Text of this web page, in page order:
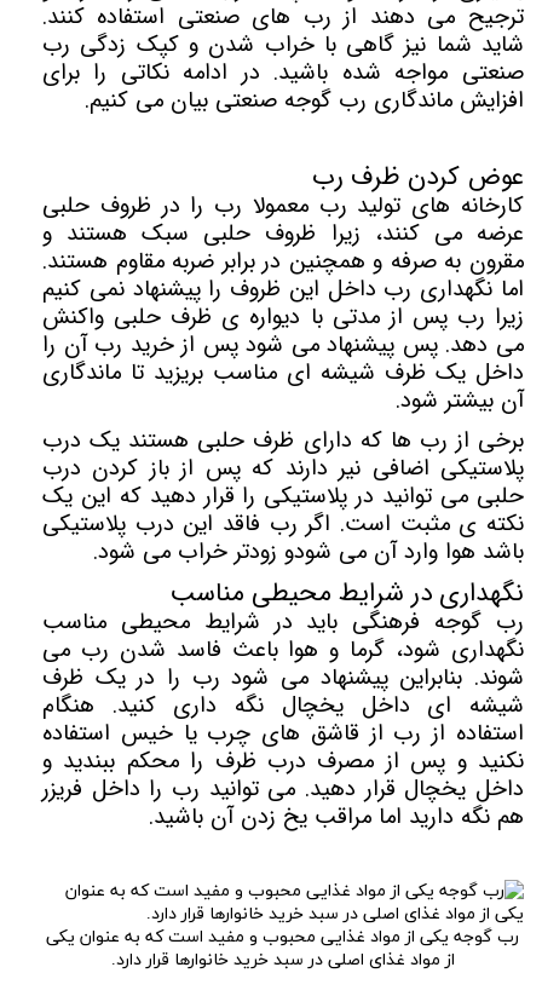
ترجیح می دهند از رب های صنعتی استفاده کنند.
شاید شما نیز گاهی با خراب شدن و کپک زدگی رب
صنعتی مواجه شده باشید. در ادامه نکاتی را برای
افزایش ماندگاری رب گوجه صنعتی بیان می کنیم.
عوض کردن ظرف رب
کارخانه های تولید رب معمولا رب را در ظروف حلبی
عرضه می کنند، زیرا ظروف حلبی سبک هستند و
مقرون به صرفه و همچنین در برابر ضربه مقاوم هستند.
اما نگهداری رب داخل این ظروف را پیشنهاد نمی کنیم
زیرا رب پس از مدتی با دیواره ی ظرف حلبی واکنش
می دهد. پس پیشنهاد می شود پس از خرید رب آن را
داخل یک ظرف شیشه ای مناسب بریزید تا ماندگاری
آن بیشتر شود.
برخی از رب ها که دارای ظرف حلبی هستند یک درب
پلاستیکی اضافی نیر دارند که پس از باز کردن درب
حلبی می توانید در پلاستیکی را قرار دهید که این یک
نکته ی مثبت است. اگر رب فاقد این درب پلاستیکی
باشد هوا وارد آن می شودو زودتر خراب می شود.
نگهداری در شرایط محیطی مناسب
رب گوجه فرهنگی باید در شرایط محیطی مناسب
نگهداری شود، گرما و هوا باعث فاسد شدن رب می
شوند. بنابراین پیشنهاد می شود رب را در یک ظرف
شیشه ای داخل یخچال نگه داری کنید. هنگام
استفاده از رب از قاشق های چرب یا خیس استفاده
نکنید و پس از مصرف درب ظرف را محکم ببندید و‌
داخل یخچال قرار دهید. می توانید رب را داخل فریزر
هم نگه دارید اما مراقب یخ زدن آن باشید.
رب گوجه یکی از مواد غذایی محبوب و مفید است که به عنوان یکی
از مواد غذای اصلی در سبد خرید خانوارها قرار دارد.